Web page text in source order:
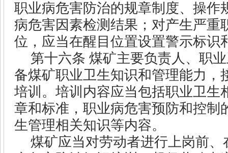
职业病危害防治的规章制度、操作
病危害因素检测结果；对产生严重
位，应当在醒目位置设置警示标识
第十六条 煤矿主要负责人、职
备煤矿职业卫生知识和管理能力，
培训。培训内容应当包括职业卫生
章和标准，职业病危害预防和控制
生管理相关知识等内容。
煤矿应当对劳动者进行上岗前